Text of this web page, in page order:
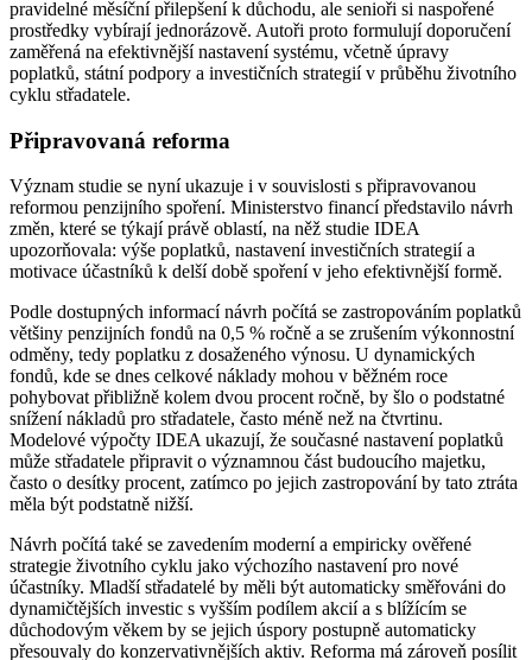
pravidelné měsíční přilepšení k důchodu, ale senioři si naspořené
prostředky vybírají jednorázově. Autoři proto formulují doporučení
zaměřená na efektivnější nastavení systému, včetně úpravy
poplatků, státní podpory a investičních strategií v průběhu životního
cyklu střadatele.
Připravovaná reforma
Význam studie se nyní ukazuje i v souvislosti s připravovanou
reformou penzijního spoření. Ministerstvo financí představilo návrh
změn, které se týkají právě oblastí, na něž studie IDEA
upozorňovala: výše poplatků, nastavení investičních strategií a
motivace účastníků k delší době spoření v jeho efektivnější formě.
Podle dostupných informací návrh počítá se zastropováním poplatků
většiny penzijních fondů na 0,5 % ročně a se zrušením výkonnostní
odměny, tedy poplatku z dosaženého výnosu. U dynamických
fondů, kde se dnes celkové náklady mohou v běžném roce
pohybovat přibližně kolem dvou procent ročně, by šlo o podstatné
snížení nákladů pro střadatele, často méně než na čtvrtinu.
Modelové výpočty IDEA ukazují, že současné nastavení poplatků
může střadatele připravit o významnou část budoucího majetku,
často o desítky procent, zatímco po jejich zastropování by tato ztráta
měla být podstatně nižší.
Návrh počítá také se zavedením moderní a empiricky ověřené
strategie životního cyklu jako výchozího nastavení pro nové
účastníky. Mladší střadatelé by měli být automaticky směřováni do
dynamičtějších investic s vyšším podílem akcií a s blížícím se
důchodovým věkem by se jejich úspory postupně automaticky
přesouvaly do konzervativnějších aktiv. Reforma má zároveň posílit